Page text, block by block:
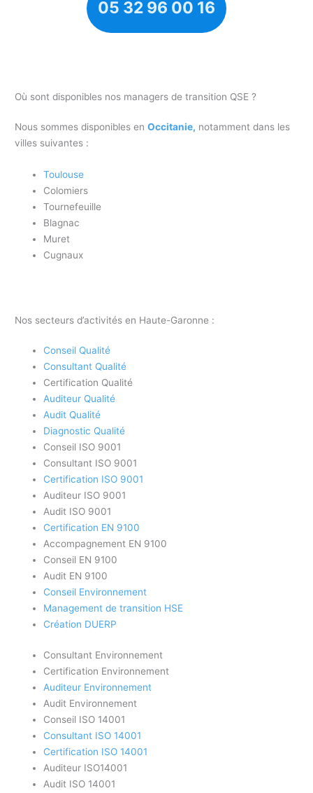
05 32 96 00 16
Où sont disponibles nos managers de transition QSE ?
Nous sommes disponibles enOccitanie, notamment dans les
villes suivantes :
Toulouse
Colomiers
Tournefeuille
Blagnac
Muret
Cugnaux
Nos secteurs d’activités en Haute-Garonne :
Conseil Qualité
Consultant Qualité
Certification Qualité
Auditeur Qualité
Audit Qualité
Diagnostic Qualité
Conseil ISO 9001
Consultant ISO 9001
Certification ISO 9001
Auditeur ISO 9001
Audit ISO 9001
Certification EN 9100
Accompagnement EN 9100
Conseil EN 9100
Audit EN 9100
Conseil Environnement
Management de transition HSE
Création DUERP
Consultant Environnement
Certification Environnement
Auditeur Environnement
Audit Environnement
Conseil ISO 14001
Consultant ISO 14001
Certification ISO 14001
Auditeur ISO14001
Audit ISO 14001